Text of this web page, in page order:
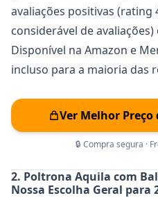
avaliações positivas (rating
considerável de
Disponível na Amazon e
incluso para a maioria das
Ver Melhor
🔒 Compra segura ·
2. Poltrona Aquila com
Nossa Escolha Geral para